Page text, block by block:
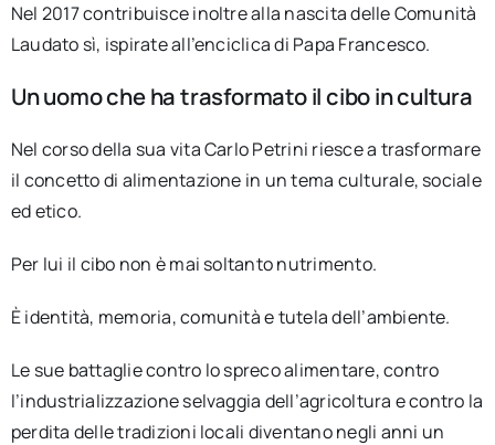
Nel 2017 contribuisce inoltre alla nascita delle Comunità
Laudato sì, ispirate all’enciclica di Papa Francesco.
Un uomo che ha trasformato il cibo in cultura
Nel corso della sua vita Carlo Petrini riesce a trasformare
il concetto di alimentazione in un tema culturale, sociale
ed etico.
Per lui il cibo non è mai soltanto nutrimento.
È identità, memoria, comunità e tutela dell’ambiente.
Le sue battaglie contro lo spreco alimentare, contro
l’industrializzazione selvaggia dell’agricoltura e contro la
perdita delle tradizioni locali diventano negli anni un